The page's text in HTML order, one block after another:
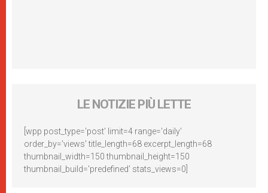
LE NOTIZIE PIÙ LETTE
[wpp post_type='post' limit=4 range='daily'
order_by='views' title_length=68 excerpt_length=68
thumbnail_width=150 thumbnail_height=150
thumbnail_build='predefined' stats_views=0]